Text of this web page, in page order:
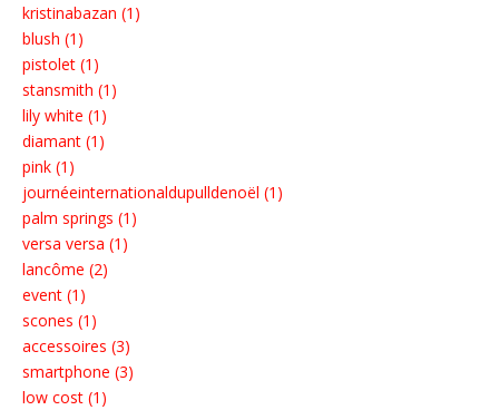
kristinabazan (1)
blush (1)
pistolet (1)
stansmith (1)
lily white (1)
diamant (1)
pink (1)
journéeinternationaldupulldenoël (1)
palm springs (1)
versa versa (1)
lancôme (2)
event (1)
scones (1)
accessoires (3)
smartphone (3)
low cost (1)